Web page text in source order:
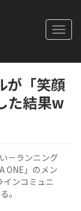
が「笑顔
た結果w
－ランニング
ONE」のメン
ンコミュニ
。